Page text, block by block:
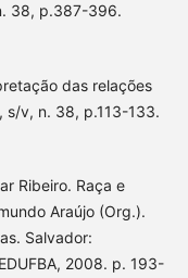
38, p.387-396.
das relações
s/v, n. 38, p.113-133.
Ribeiro. Raça e
Araújo (Org.).
Salvador:
2008. p. 193-